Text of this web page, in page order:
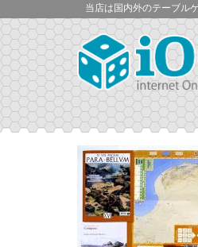
当店は国内外のテーブル